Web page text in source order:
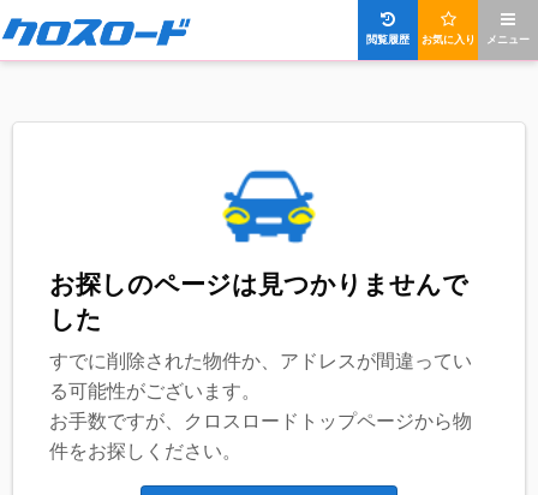
メニュー
お気に入り
閲覧履歴
お探しのページは見つかりませんで
した
すでに削除された物件か、アドレスが間違ってい
る可能性がございます。
お手数ですが、クロスロードトップページから物
件をお探しください。